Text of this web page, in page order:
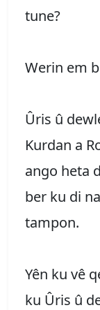
tune?
Werin em
Ûris û
Kurdan a
ango heta
ber ku di
tampon.
Yên ku vê
ku Ûris û